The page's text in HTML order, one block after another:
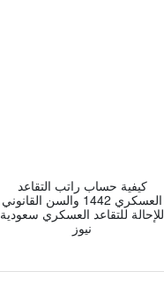
كيفية حساب راتب التقاعد
العسكري 1442 والسن القانوني
للإحالة للتقاعد العسكري سعودية
نيوز